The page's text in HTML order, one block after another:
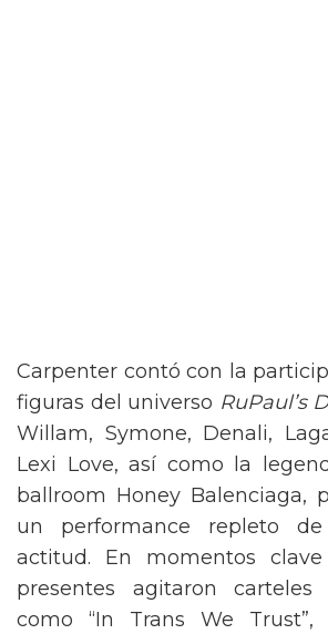
Carpenter contó con la
figuras del universo RuPaul’s
Willam, Symone, Denali,
Lexi Love, así como la
ballroom Honey Balenciaga,
un performance repleto
actitud. En momentos
presentes agitaron carteles
como “In Trans We Trust”,